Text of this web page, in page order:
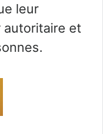
leur
et